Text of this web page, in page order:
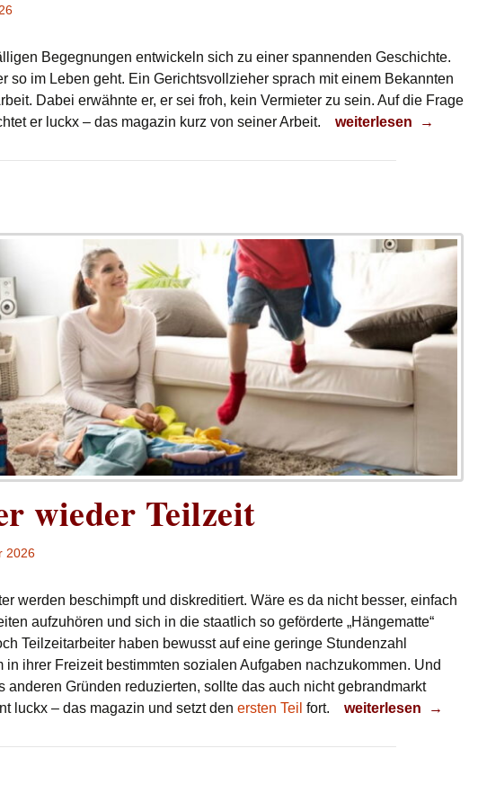
Begegnungen entwickeln sich zu einer spannenden Geschichte.
so im Leben geht. Ein Gerichtsvollzieher sprach mit einem Bekannten
Dabei erwähnte er, er sei froh, kein Vermieter zu sein. Auf die Frage
er luckx – das magazin kurz von seiner Arbeit.
Vermieter aufgepasst
weiterlesen →
wieder Teilzeit
2026
werden beschimpft und diskreditiert. Wäre es da nicht besser, einfach
aufzuhören und sich in die staatlich so geförderte „Hängematte“
Teilzeitarbeiter haben bewusst auf eine geringe Stundenzahl
in ihrer Freizeit bestimmten sozialen Aufgaben nachzukommen. Und
anderen Gründen reduzierten, sollte das auch nicht gebrandmarkt
luckx – das magazin und setzt den ersten Teil fort. Immer wieder Teilzeit
weiterlesen →